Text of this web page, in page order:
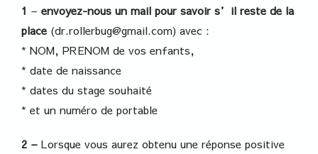
1 – envoyez-nous un mail pour savoir s’il reste de la
place (dr.rollerbug@gmail.com) avec :
* NOM, PRENOM de vos enfants,
* date de naissance
* dates du stage souhaité
* et un numéro de portable
2 – Lorsque vous aurez obtenu une réponse positive